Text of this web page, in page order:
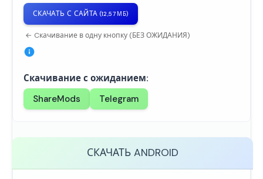
СКАЧАТЬ С САЙТА (12,57 МБ)
← Cкачивание в одну кнопку (БЕЗ ОЖИДАНИЯ)
Скачивание с ожиданием:
ShareMods
Telegram
СКАЧАТЬ ANDROID